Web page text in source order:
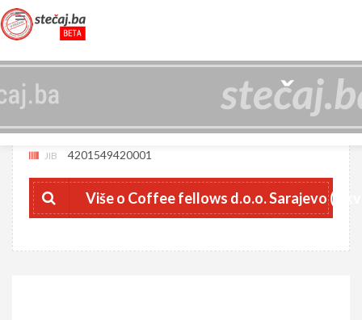
COFFEE FELLOWS D.O.O. SARAJEVO
JIB 4201549420001
Više o Coffee fellows d.o.o. Sarajevo